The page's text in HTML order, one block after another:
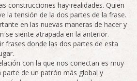
construcciones hay realidades. Quien
la tensión de la dos partes de la frase.
en las nuevas maneras de hacer y
se siente atrapada en la anterior.
frases donde las dos partes de esta
con la que nos conectan es muy
parte de un patrón más global y